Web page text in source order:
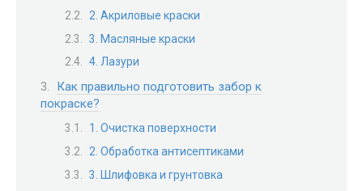
2. Акриловые краски
3. Масляные краски
4. Лазури
Как правильно подготовить забор к
покраске?
1. Очистка поверхности
2. Обработка антисептиками
3. Шлифовка и грунтовка